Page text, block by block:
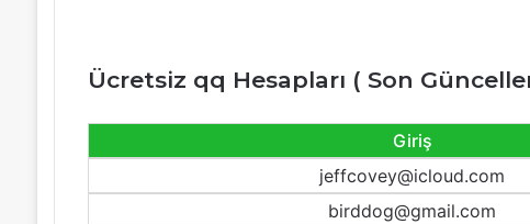
Ücretsiz qq Hesapları ( Son
Giriş
jeffcovey@icloud.com
birddog@gmail.com